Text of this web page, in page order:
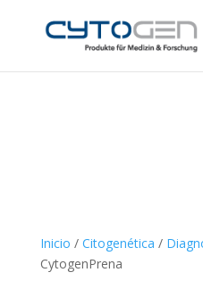
Inicio / Citogenética /
CytogenPrena